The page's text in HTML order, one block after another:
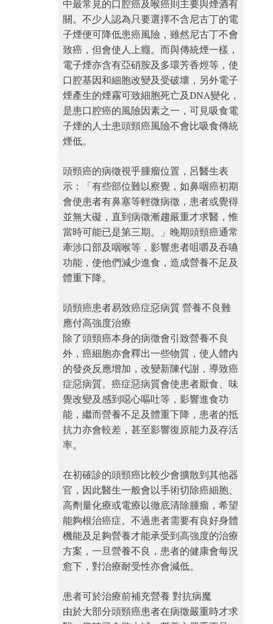
中最常見的口腔癌及喉癌則主要與煙酒有
關。不少人認為只要選擇不含尼古丁的電
子煙便可降低患癌風險，雖然尼古丁不會
致癌，但會使人上癮。而與傳統煙一樣，
電子煙亦含有亞硝胺及多環芳香烴等，使
口腔基因和細胞改變及受破壞，另外電子
煙產生的煙霧可致細胞死亡及DNA變化，
是患口腔癌的風險因素之一，可見吸食電
子煙的人士患頭頸癌風險不會比吸食傳統
煙低。
頭頸癌的病徵視乎腫瘤位置，呂醫生表
示：「有些部位難以察覺，如鼻咽癌初期
會使患者有鼻塞等輕微病徵，患者或覺得
並無大礙，直到病徵漸趨嚴重才求醫，惟
當時可能已是第三期。」晚期頭頸癌通常
牽涉口部及咽喉等，影響患者咀嚼及吞嚥
功能，使他們減少進食，造成營養不足及
體重下降。
頭頸癌患者易致癌症惡病質 營養不良難
應付高強度治療
除了頭頸癌本身的病徵會引致營養不良
外，癌細胞亦會釋出一些物質，使人體內
的發炎反應增加，改變新陳代謝，導致癌
症惡病質。癌症惡病質會使患者厭食、味
覺改變及感到噁心嘔吐等，影響進食功
能，繼而營養不足及體重下降，患者的抵
抗力亦會較差，甚至影響復原能力及存活
率。
在初確診的頭頸癌比較少會擴散到其他器
官，因此醫生一般會以手術切除癌細胞、
高劑量化療或電療以徹底清除腫瘤，希望
能夠根治癌症。不過患者需要有良好身體
機能及足夠營養才能承受到高強度的治療
方案，一旦營養不良，患者的健康會每況
愈下，對治療耐受性亦會減低。
患者可於治療前補充營養 對抗病魔
由於大部分頭頸癌患者在病徵嚴重時才求